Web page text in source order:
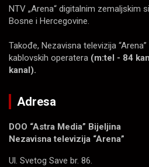
NTV „Arena“ digitalnim zemaljskim
Bosne i Hercegovine.
Takođe, Nezavisna televizija
kablovskih operatera (m:tel - 84
kanal).
Adresa
DOO “Astra Media” Bijeljina
Nezavisna televizija “Arena”
Ul. Svetog Save br. 86.